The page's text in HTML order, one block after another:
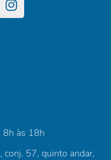
8h às 18h
conj. 57, quinto andar,